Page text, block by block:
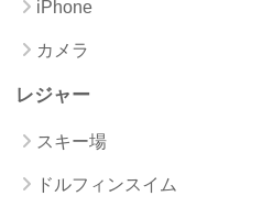
iPhone
カメラ
レジャー
スキー場
ドルフィンスイム